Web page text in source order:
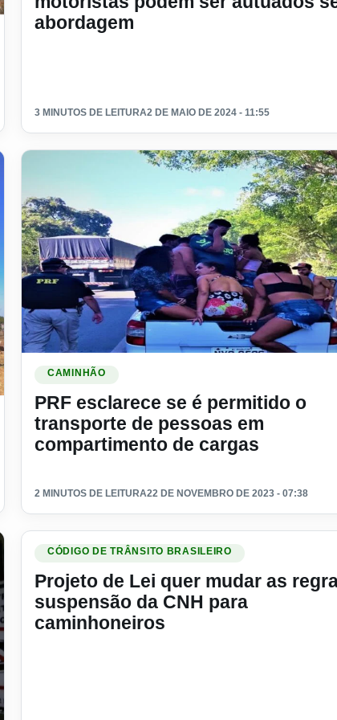
abordagem
3 MINUTOS DE LEITURA2 DE MAIO DE 2024 - 11:55
CAMINHÃO
PRF esclarece se é permitido o
transporte de pessoas em
compartimento de cargas
2 MINUTOS DE LEITURA22 DE NOVEMBRO DE 2023 - 07:38
Ler materia: Projeto de Lei quer mudar as regras de
CÓDIGO DE TRÂNSITO BRASILEIRO
Projeto de Lei quer mudar as
suspensão da CNH para
caminhoneiros